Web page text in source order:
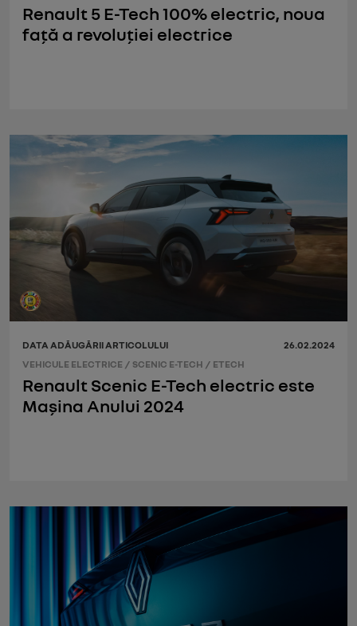
Renault 5 E-Tech 100% electric, noua
față a revoluției electrice
DATA ADĂUGĂRII ARTICOLULUI
26.02.2024
VEHICULE ELECTRICE / SCENIC E-TECH / ETECH
Renault Scenic E-Tech electric este
Mașina Anului 2024